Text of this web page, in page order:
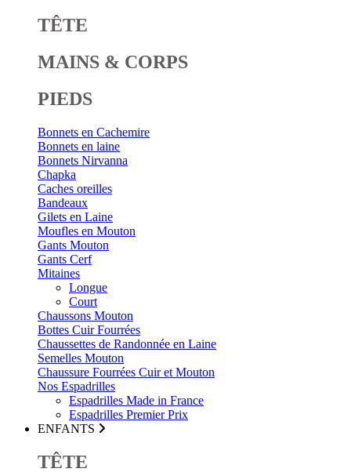
TÊTE
MAINS & CORPS
PIEDS
Bonnets en Cachemire
Bonnets en laine
Bonnets Nirvanna
Chapka
Caches oreilles
Bandeaux
Gilets en Laine
Moufles en Mouton
Gants Mouton
Gants Cerf
Mitaines
Longue
Court
Chaussons Mouton
Bottes Cuir Fourrées
Chaussettes de Randonnée en Laine
Semelles Mouton
Chaussure Fourrées Cuir et Mouton
Nos Espadrilles
Espadrilles Made in France
Espadrilles Premier Prix
ENFANTS
TÊTE